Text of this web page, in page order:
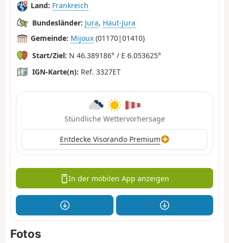
Land: Frankreich
Bundesländer: Jura, Haut-Jura
Gemeinde: Mijoux (01170|01410)
Start/Ziel: N 46.389186° / E 6.053625°
IGN-Karte(n): Ref. 3327ET
Stündliche Wettervorhersage
Entdecke Visorando Premium
In der mobilen App anzeigen
Fotos